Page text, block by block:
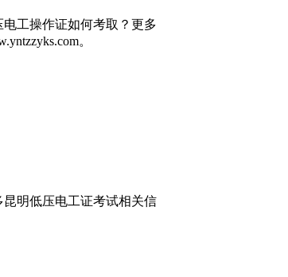
工操作证如何考取？更多
。
明低压电工证考试相关信